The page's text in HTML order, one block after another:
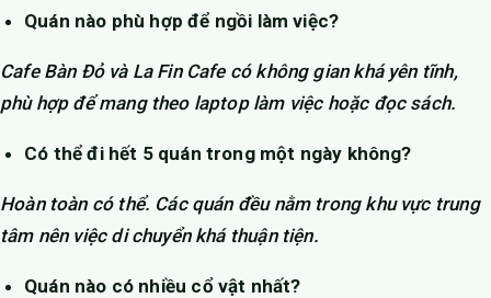
Quán nào phù hợp để ngồi làm việc?
Cafe Bàn Đỏ và La Fin Cafe có không gian khá yên tĩnh,
phù hợp để mang theo laptop làm việc hoặc đọc sách.
Có thể đi hết 5 quán trong một ngày không?
Hoàn toàn có thể. Các quán đều nằm trong khu vực trung
tâm nên việc di chuyển khá thuận tiện.
Quán nào có nhiều cổ vật nhất?